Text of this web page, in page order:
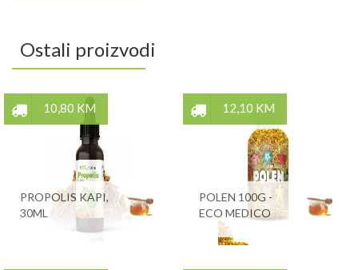
Ostali proizvodi
10,80 KM
PROPOLIS KAPI,
30ML
12,10 KM
POLEN 100G -
ECO MEDICO